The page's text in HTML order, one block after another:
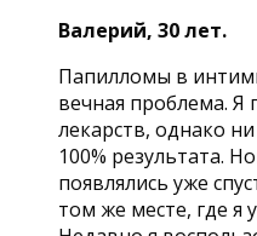
Валерий, 30 лет.
Папилломы в
вечная проблема. Я
лекарств, однако
100% результата.
появлялись уже
том же месте, где я